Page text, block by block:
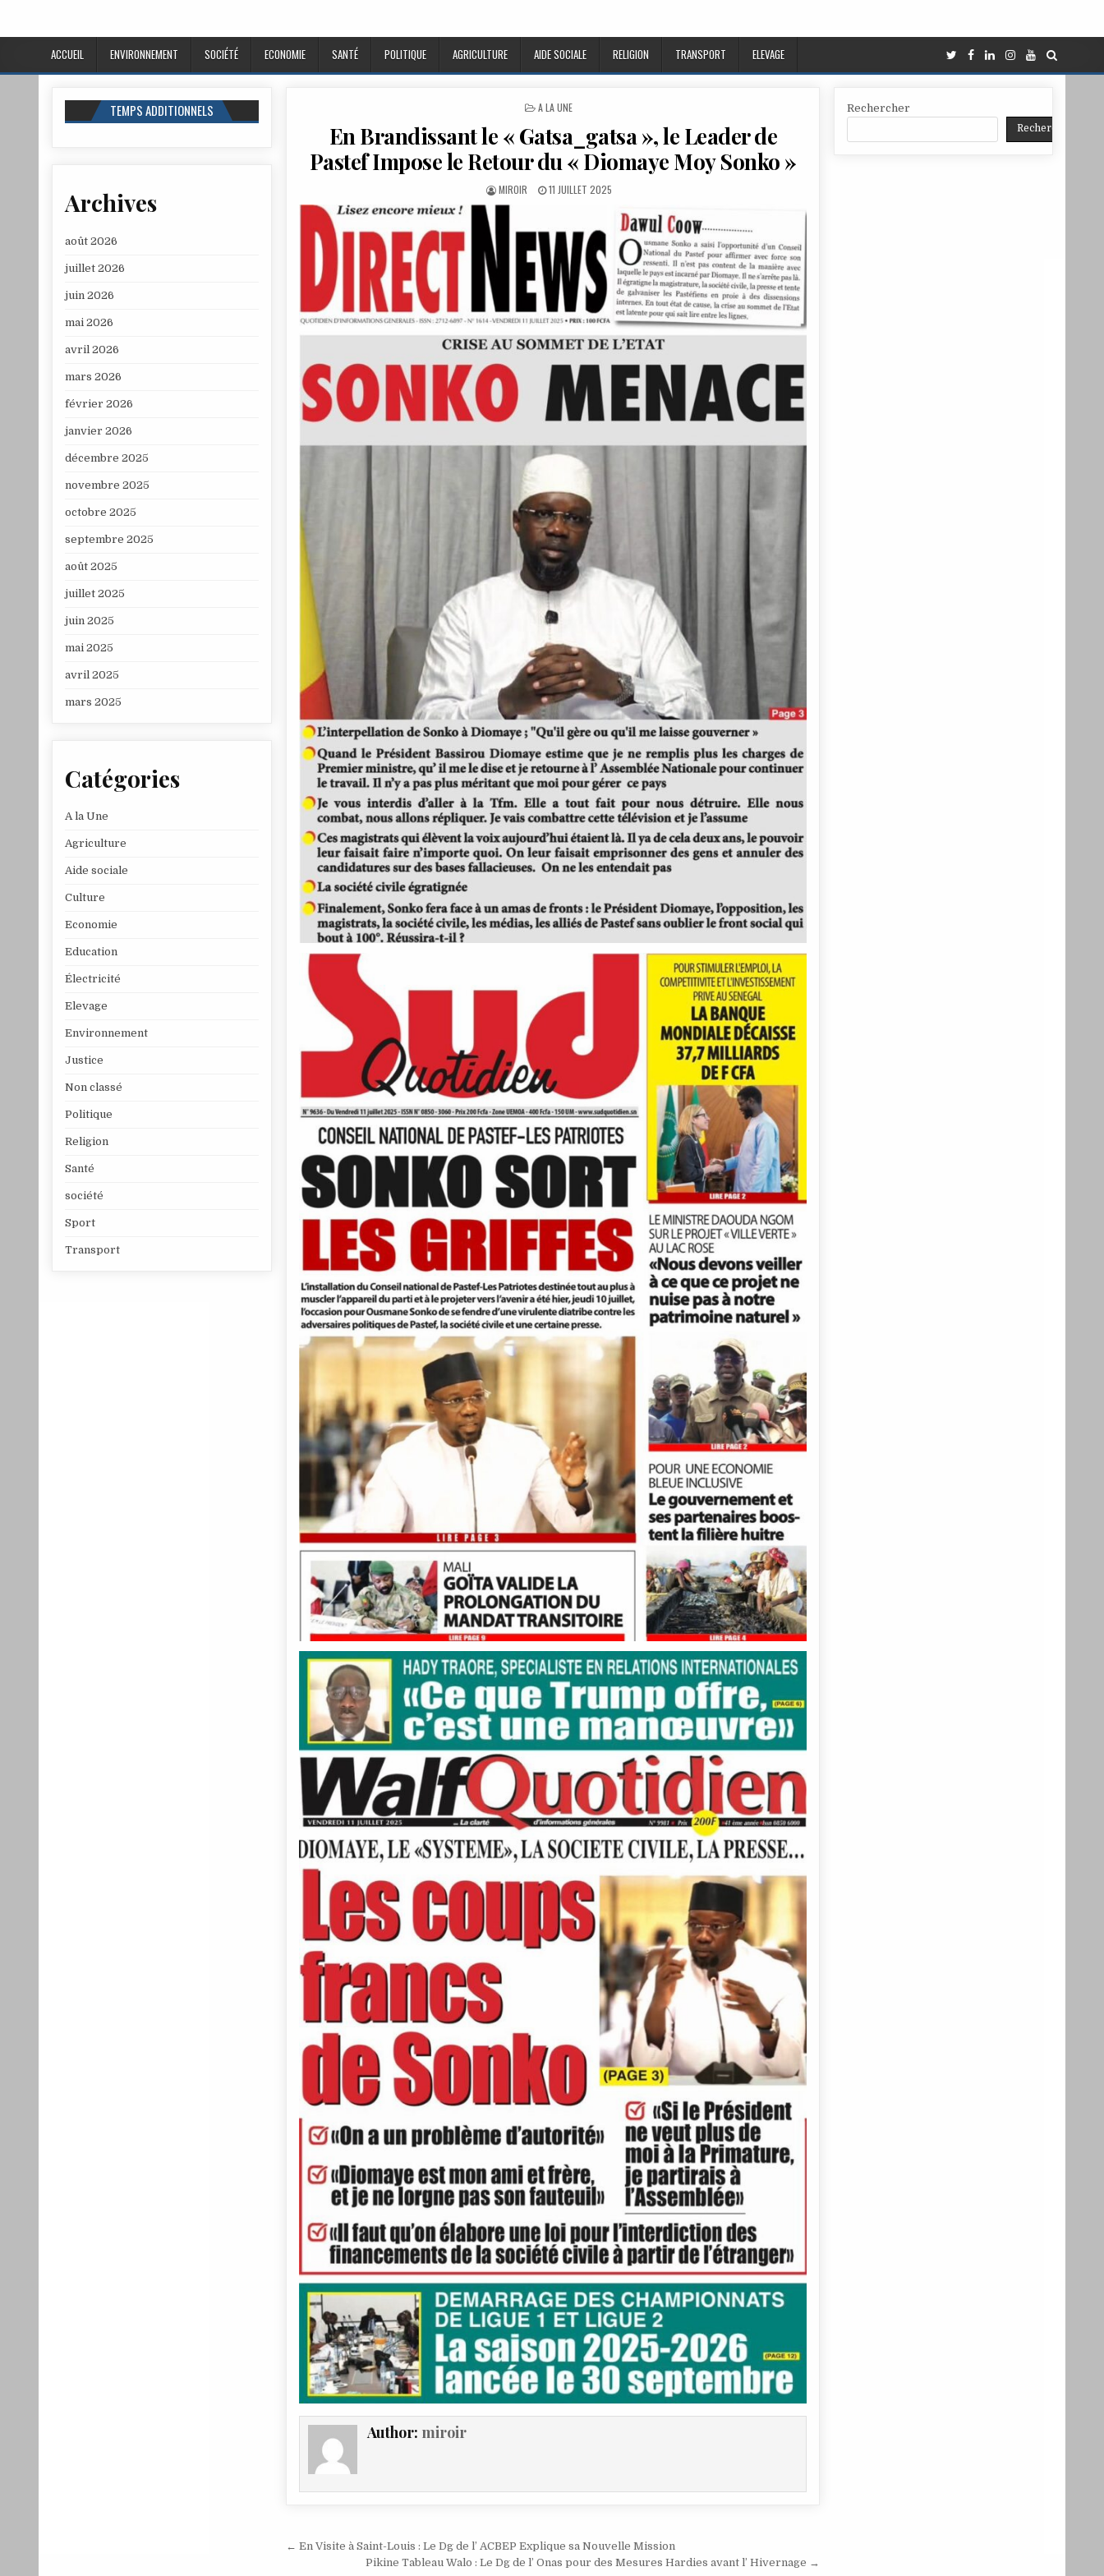
ACCUEIL ENVIRONNEMENT SOCIÉTÉ ECONOMIE SANTÉ POLITIQUE AGRICULTURE AIDE SOCIALE RELIGION TRANSPORT ELEVAGE
POSTED
A LA UNE
En Brandissant le « Gatsa_gatsa », le Leader de
Pastef Impose le Retour du « Diomaye Moy Sonko »
AUTHOR:
MIROIR
PUBLISHED
11 JUILLET 2025
Author: miroir
Navigation
← En Visite à Saint-Louis : Le Dg de l’ ACBEP Explique sa Nouvelle Mission
Pikine Tableau Walo : Le Dg de l’ Onas pour des Mesures Hardies avant l’ Hivernage →
TEMPS ADDITIONNELS
Archives
août 2026
juillet 2026
juin 2026
mai 2026
avril 2026
mars 2026
février 2026
janvier 2026
décembre 2025
novembre 2025
octobre 2025
septembre 2025
août 2025
juillet 2025
juin 2025
mai 2025
avril 2025
mars 2025
Catégories
A la Une
Agriculture
Aide sociale
Culture
Economie
Education
Électricité
Elevage
Environnement
Justice
Non classé
Politique
Religion
Santé
société
Sport
Transport
Rechercher
Rechercher